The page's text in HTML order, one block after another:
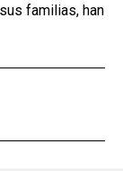
familias, han